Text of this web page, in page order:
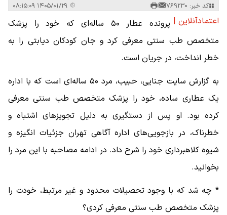
کد خبر: 769230
اعتمادآنلاین |
پرونده عطار ۵۰ ساله‌ای که خود را پزشک
متخصص طب سنتی معرفی کرد و جان کودکان دیابتی را به
خطر انداخت، در جریان است.
به گزارش سایت جنایی، حبیب، مرد ۵۰ ساله‌ای است که با اداره
یک عطاری ساده، خود را پزشک متخصص طب سنتی معرفی
کرده بود. او پس از دستگیری به دلیل تجویزهای اشتباه و
خطرناک، در بازجویی‌های اداره آگاهی تهران جزئیات انگیزه و
شیوه کلاهبرداری خود را شرح داد. در ادامه مصاحبه با این مرد را
بخوانید.
* چه شد که با وجود تحصیلات محدود و غیر مرتبط، خودت را
پزشک متخصص طب سنتی معرفی کردی؟